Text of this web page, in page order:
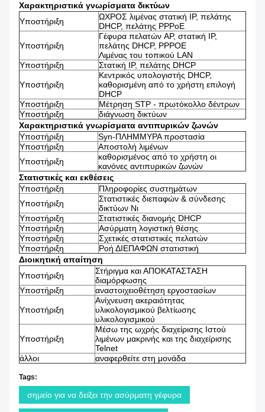
Χαρακτηριστικά γνωρίσματα δικτύων
Υποστήριξη
ΩΧΡΟΣ λιμένας στατική IP, πελάτης
DHCP, πελάτης PPPoE
Υποστήριξη
Γέφυρα πελατών AP, στατική IP,
πελάτης DHCP, PPPOE
Λιμένας του τοπικού LAN
Υποστήριξη
Στατική IP, πελάτης DHCP
Υποστήριξη
Κεντρικός υπολογιστής DHCP,
καθορισμένη από το χρήστη επιλογή
DHCP
Υποστήριξη
Μέτρηση STP - πρωτόκολλο δέντρων
Υποστήριξη
διάγνωση δικτύων
Χαρακτηριστικά γνωρίσματα αντιπυρικών ζωνών
Υποστήριξη
Syn-ΠΛΗΜΜΥΡΑ προστασία
Υποστήριξη
Αποστολή λιμένων
Υποστήριξη
καθορισμένος από το χρήστη οι
κανόνες αντιπυρικών ζωνών
Στατιστικές και εκθέσεις
Υποστήριξη
Πληροφορίες συστημάτων
Υποστήριξη
Στατιστικές διεπαφών & σύνδεσης
δικτύων Νι
Υποστήριξη
Στατιστικές διανομής DHCP
Υποστήριξη
Ασύρματη λογιστική θέσης
Υποστήριξη
Σχετικές στατιστικές πελατών
Υποστήριξη
Ροή ΔΙΕΠΑΦΩΝ στατιστική
Διοικητική απαίτηση
Υποστήριξη
Στήριγμα και ΑΠΟΚΑΤΑΣΤΑΣΗ
διαμόρφωσης
Υποστήριξη
αναστοιχειοθέτηση εργοστασίων
Υποστήριξη
Ανίχνευση ακεραιότητας
υλικολογισμικού βελτίωσης
υλικολογισμικού
Υποστήριξη
Μέσω της ωχρής διαχείρισης Ιστού
λιμένων μακρινής και της διαχείρισης
Telnet
άλλοι
αναφερθείτε στη μονάδα
Tags:
σημείο για να δείξει την ασύρματη γέφυρα